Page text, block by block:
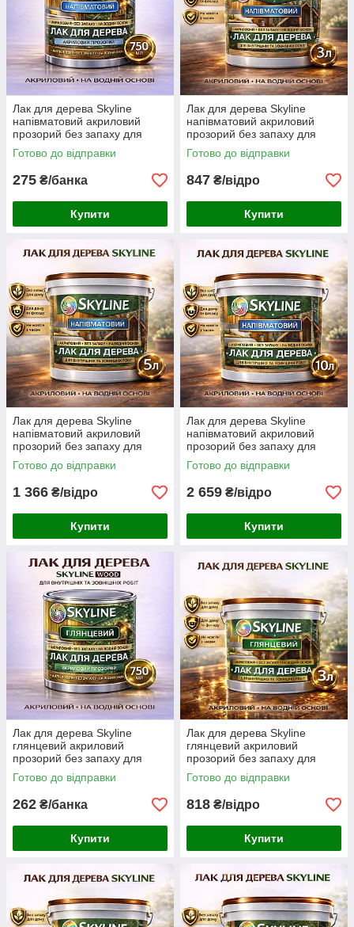
Лак для дерева Skyline
напівматовий акриловий
прозорий без запаху для
внутрішніх та зовнішніх робіт
750 мл
Готово до відправки
275 ₴/банка
Купити
Лак для дерева Skyline
напівматовий акриловий
прозорий без запаху для
внутрішніх та зовнішніх робіт
3 л
Готово до відправки
847 ₴/відро
Купити
Лак для дерева Skyline
напівматовий акриловий
прозорий без запаху для
внутрішніх та зовнішніх робіт
5 л
Готово до відправки
1 366 ₴/відро
Купити
Лак для дерева Skyline
напівматовий акриловий
прозорий без запаху для
внутрішніх та зовнішніх робіт
10 л
Готово до відправки
2 659 ₴/відро
Купити
Лак для дерева Skyline
глянцевий акриловий
прозорий без запаху для
внутрішніх та зовнішніх робіт
750 мл
Готово до відправки
262 ₴/банка
Купити
Лак для дерева Skyline
глянцевий акриловий
прозорий без запаху для
внутрішніх та зовнішніх робіт
3 л
Готово до відправки
818 ₴/відро
Купити